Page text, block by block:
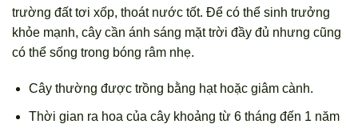
trường đất tơi xốp, thoát nước tốt. Để có thể sinh trưởng
khỏe mạnh, cây cần ánh sáng mặt trời đầy đủ nhưng cũng
có thể sống trong bóng râm nhẹ.
Cây thường được trồng bằng hạt hoặc giâm cành.
Thời gian ra hoa của cây khoảng từ 6 tháng đến 1 năm